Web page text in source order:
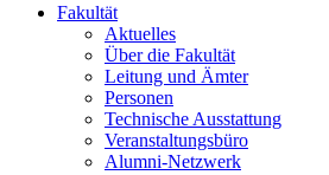
Fakultät
Aktuelles
Über die Fakultät
Leitung und Ämter
Personen
Technische Ausstattung
Veranstaltungsbüro
Alumni-Netzwerk